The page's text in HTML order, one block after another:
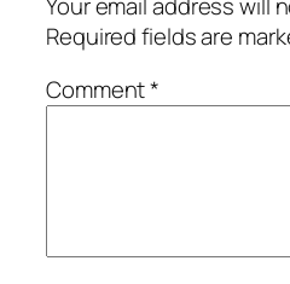
Required fields are
Comment*